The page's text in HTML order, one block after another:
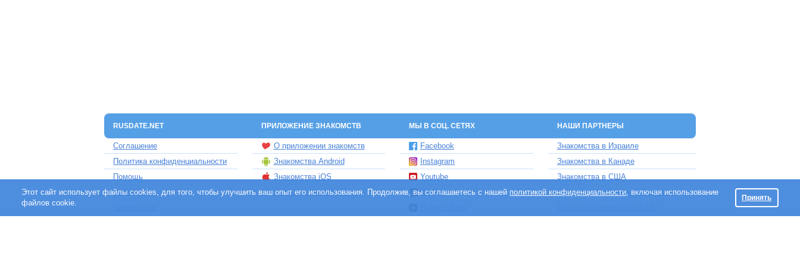
RUSDATE.NET ПРИЛОЖЕНИЕ ЗНАКОМСТВ МЫ В СОЦ. СЕТЯХ НАШИ ПАРТНЕРЫ
Соглашение
Политика конфиденциальности
Помощь
Контакты
О приложении знакомств
Знакомства Android
Знакомства iOS
Чат бот знакомств Елена
Facebook
Instagram
Youtube
TikTok
Знакомства в Израиле
Знакомства в Канаде
Знакомства в США
Знакомства в Великобритании
Этот сайт использует файлы cookies, для того, чтобы улучшить ваш опыт его использования. Продолжив, вы соглашаетесь с нашей политикой конфиденциальности, включая использование
файлов cookie.
Принять